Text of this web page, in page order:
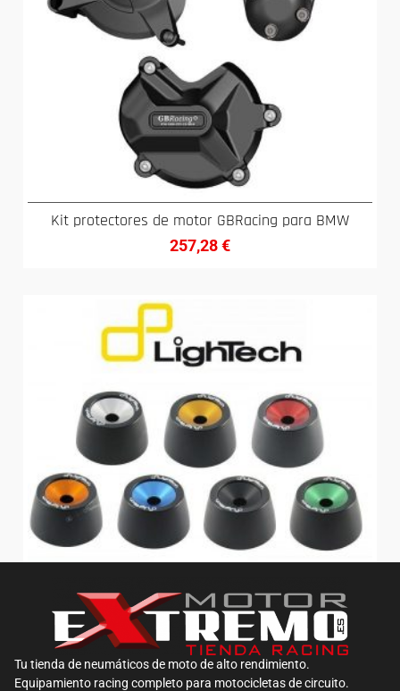
Kit protectores de motor GBRacing para BMW
257,28€
80,34€
Tu tienda de neumáticos de moto de alto rendimiento.
Equipamiento racing completo para motocicletas de circuito.